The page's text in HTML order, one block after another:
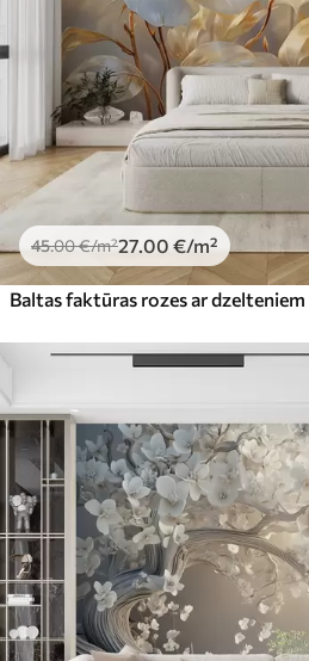
45.00€/m²27 .00 €/m²